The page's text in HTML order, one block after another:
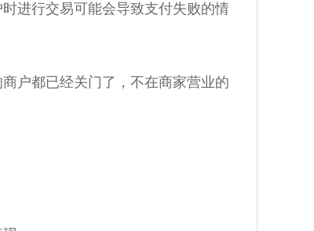
进行交易可能会导致支付失败的情
户都已经关门了，不在商家营业的